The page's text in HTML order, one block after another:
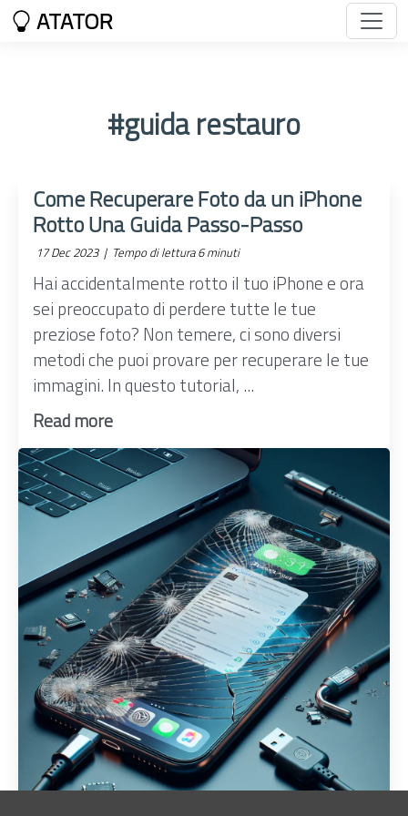
ATATOR
#guida restauro
Come Recuperare Foto da un iPhone
Rotto Una Guida Passo-Passo
17 Dec 2023 | Tempo di lettura 6 minuti
Hai accidentalmente rotto il tuo iPhone e ora
sei preoccupato di perdere tutte le tue
preziose foto? Non temere, ci sono diversi
metodi che puoi provare per recuperare le tue
immagini. In questo tutorial, ...
Read more